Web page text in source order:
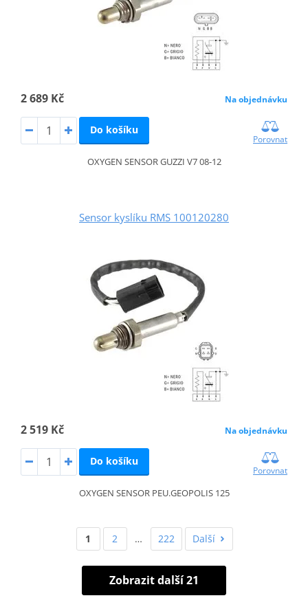
2 689 Kč Na objednávku
Do košíku
Porovnat
OXYGEN SENSOR GUZZI V7 08-12
Sensor kyslíku RMS 100120280
2 519 Kč Na objednávku
Do košíku
Porovnat
OXYGEN SENSOR PEU.GEOPOLIS 125
1 2 … 222 Další
Zobrazit další 21